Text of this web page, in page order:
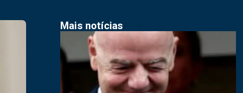
Mais notícias